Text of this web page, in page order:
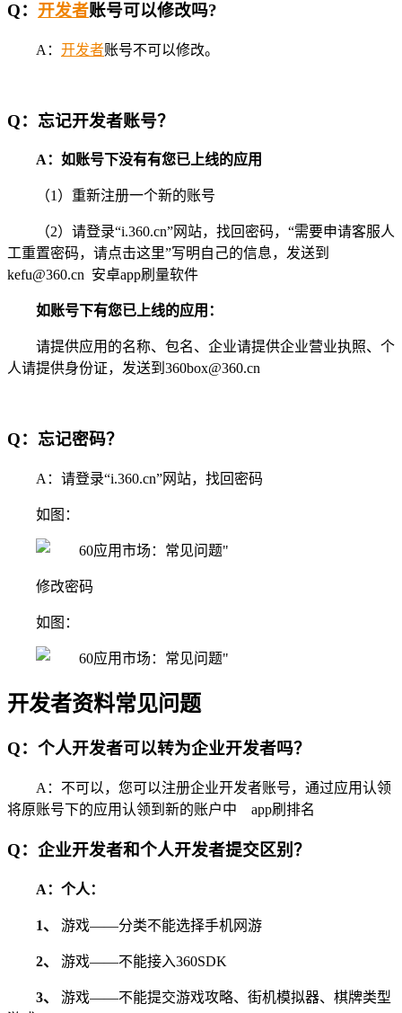
Q： 开发者账号可以修改吗?
A： 开发者账号不可以修改。
Q： 忘记开发者账号？
A：如账号下没有有您已上线的应用
（1）重新注册一个新的账号
（2）请登录“i.360.cn”网站，找回密码，“需要申请客服人
工重置密码，请点击这里”写明自己的信息，发送到
kefu@360.cn 安卓app刷量软件
如账号下有您已上线的应用：
请提供应用的名称、包名、企业请提供企业营业执照、个
人请提供身份证，发送到360box@360.cn
Q： 忘记密码？
A：请登录“i.360.cn”网站，找回密码
如图：
修改密码
如图：
开发者资料常见问题
Q：个人开发者可以转为企业开发者吗？
A：不可以，您可以注册企业开发者账号，通过应用认领
将原账号下的应用认领到新的账户中 app刷排名
Q：企业开发者和个人开发者提交区别？
A： 个人：
1、 游戏——分类不能选择手机网游
2、 游戏——不能接入360SDK
3、 游戏——不能提交游戏攻略、街机模拟器、棋牌类型